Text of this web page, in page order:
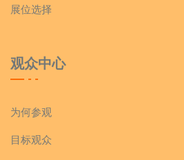
展位选择
观众中心
为何参观
目标观众